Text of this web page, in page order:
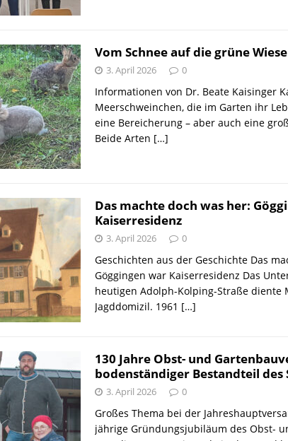
Vom Schnee auf die grüne Wiese
3. April 2026 0
Informationen von Dr. Beate Kaisinger
Meerschweinchen, die im Garten ihr
eine Bereicherung – aber auch eine
Beide Arten […]
Das machte doch was her:
Kaiserresidenz
3. April 2026 0
Geschichten aus der Geschichte Das
Göggingen war Kaiserresidenz Das
heutigen Adolph-Kolping-Straße diente
Jagddomizil. 1961 […]
130 Jahre Obst- und
bodenständiger Bestandteil des
3. April 2026 0
Großes Thema bei der
jährige Gründungsjubiläum des Obst-